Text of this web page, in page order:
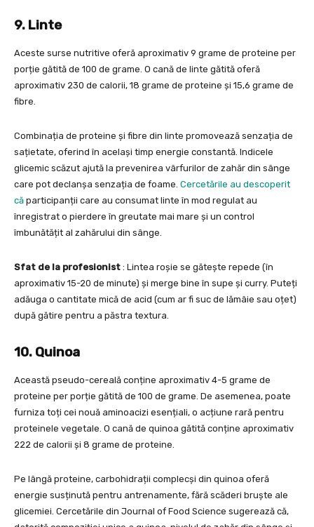
9. Linte
Aceste surse nutritive oferă aproximativ 9 grame de proteine per
porție gătită de 100 de grame. O cană de linte gătită oferă
aproximativ 230 de calorii, 18 grame de proteine și 15,6 grame de
fibre.
Combinația de proteine și fibre din linte promovează senzația de
sațietate, oferind în același timp energie constantă. Indicele
glicemic scăzut ajută la prevenirea vârfurilor de zahăr din sânge
care pot declanșa senzația de foame. Cercetările au descoperit
că participanții care au consumat linte în mod regulat au
înregistrat o pierdere în greutate mai mare și un control
îmbunătățit al zahărului din sânge.
Sfat de la profesionist : Lintea roșie se gătește repede (în
aproximativ 15-20 de minute) și merge bine în supe și curry. Puteți
adăuga o cantitate mică de acid (cum ar fi suc de lămâie sau oțet)
după gătire pentru a păstra textura.
10. Quinoa
Această pseudo-cereală conține aproximativ 4-5 grame de
proteine per porție gătită de 100 de grame. De asemenea, poate
furniza toți cei nouă aminoacizi esențiali, o acțiune rară pentru
proteinele vegetale. O cană de quinoa gătită conține aproximativ
222 de calorii și 8 grame de proteine.
Pe lângă proteine, carbohidrații complecși din quinoa oferă
energie susținută pentru antrenamente, fără scăderi bruște ale
glicemiei. Cercetările din Journal of Food Science sugerează că,